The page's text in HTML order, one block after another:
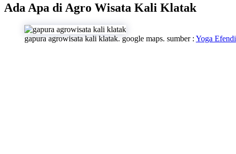
Ada Apa di Agro Wisata Kali Klatak
gapura agrowisata kali klatak. google maps. sumber : Yoga Efendi